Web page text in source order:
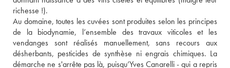
richesse !).
Au domaine, toutes les cuvées sont produites selon les principes
de la biodynamie, l’ensemble des travaux viticoles et les
vendanges sont réalisés manuellement, sans recours aux
désherbants, pesticides de synthèse ni engrais chimiques. La
démarche ne s'arrête pas là, puisqu’Yves Canarelli - qui a repris